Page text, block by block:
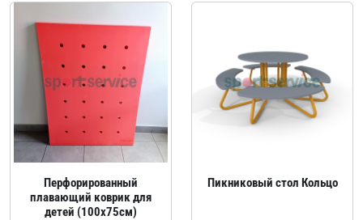
Перфорированный
плавающий коврик для
детей (100x75см)
Пикниковый стол Кольцо